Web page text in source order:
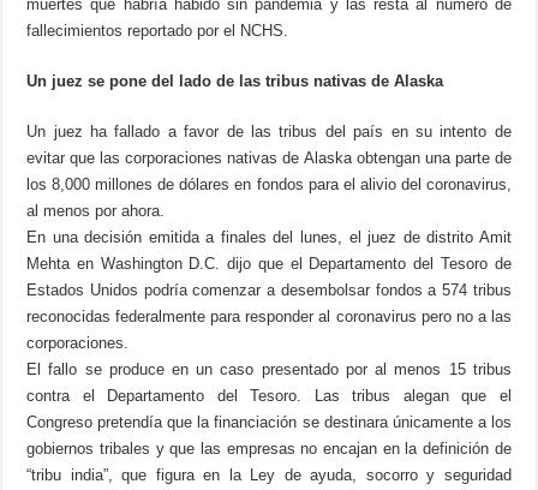
muertes que habría habido sin pandemia y las resta al número de
fallecimientos reportado por el NCHS.
Un juez se pone del lado de las tribus nativas de Alaska
Un juez ha fallado a favor de las tribus del país en su intento de
evitar que las corporaciones nativas de Alaska obtengan una parte de
los 8,000 millones de dólares en fondos para el alivio del coronavirus,
al menos por ahora.
En una decisión emitida a finales del lunes, el juez de distrito Amit
Mehta en Washington D.C. dijo que el Departamento del Tesoro de
Estados Unidos podría comenzar a desembolsar fondos a 574 tribus
reconocidas federalmente para responder al coronavirus pero no a las
corporaciones.
El fallo se produce en un caso presentado por al menos 15 tribus
contra el Departamento del Tesoro. Las tribus alegan que el
Congreso pretendía que la financiación se destinara únicamente a los
gobiernos tribales y que las empresas no encajan en la definición de
“tribu india”, que figura en la Ley de ayuda, socorro y seguridad